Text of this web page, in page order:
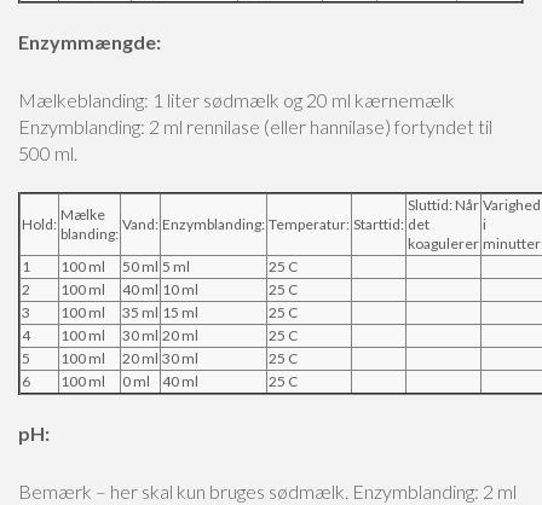
Enzymmængde:
Mælkeblanding: 1 liter sødmælk og 20 ml kærnemælk
Enzymblanding: 2 ml rennilase (eller hannilase) fortyndet til
500 ml.
Hold:
Mælke
blanding:
Vand: Enzymblanding: Temperatur: Starttid:
Sluttid: Når
det
koagulerer
Varighed
i
1
100 ml 50 ml 5 ml
25 C
2
100 ml 40 ml 10 ml
25 C
3
100 ml 35 ml 15 ml
25 C
4
100 ml 30 ml 20 ml
25 C
5
100 ml 20 ml 30 ml
25 C
6
100 ml 0 ml 40 ml 25 C
pH:
Bemærk – her skal kun bruges sødmælk. Enzymblanding: 2 ml